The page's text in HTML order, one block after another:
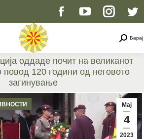
Facebook
opens
new
window
YouTube
opens
new
window
page
opens
new
window
Барај
оддаде почит на великанот
повод 120 години од неговото
загинување
You are here:
Мај
4
2023